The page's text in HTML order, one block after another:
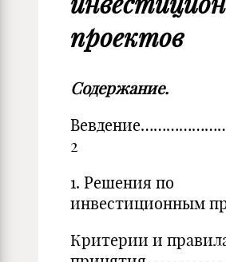
проектов
Содержание.
2
1. Решения по
инвестиционным
Критерии и